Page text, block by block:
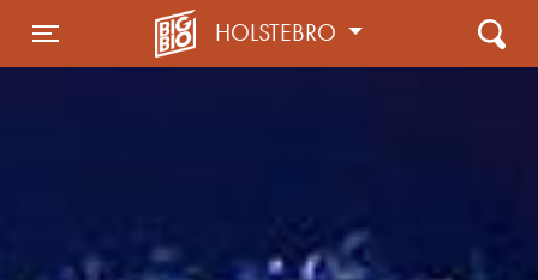
Toggle navigation
HOLSTEBRO